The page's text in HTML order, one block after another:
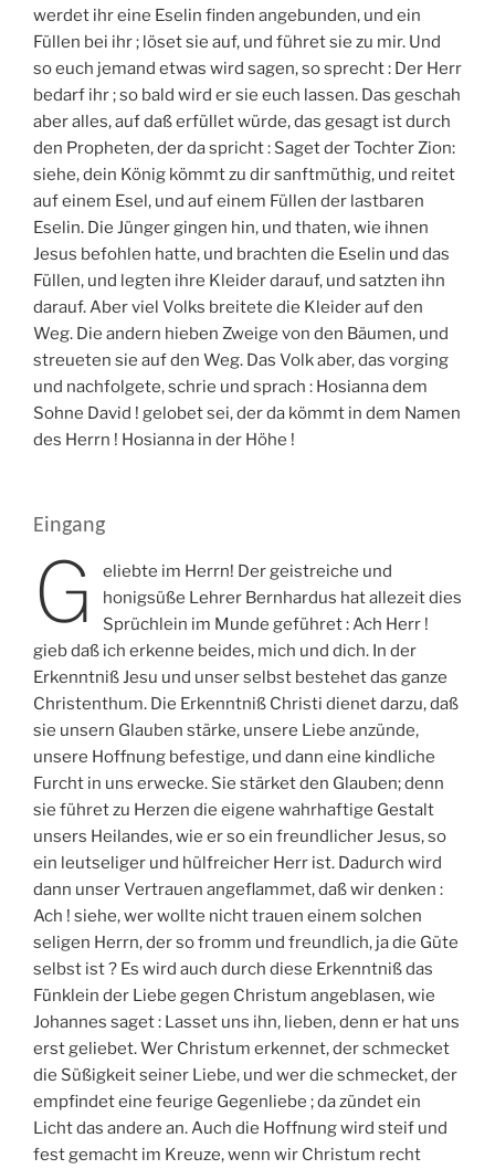
werdet ihr eine Eselin finden angebunden, und ein
Füllen bei ihr ; löset sie auf, und führet sie zu mir. Und
so euch jemand etwas wird sagen, so sprecht : Der Herr
bedarf ihr ; so bald wird er sie euch lassen. Das geschah
aber alles, auf daß erfüllet würde, das gesagt ist durch
den Propheten, der da spricht : Saget der Tochter Zion:
siehe, dein König kömmt zu dir sanftmüthig, und reitet
auf einem Esel, und auf einem Füllen der lastbaren
Eselin. Die Jünger gingen hin, und thaten, wie ihnen
Jesus befohlen hatte, und brachten die Eselin und das
Füllen, und legten ihre Kleider darauf, und satzten ihn
darauf. Aber viel Volks breitete die Kleider auf den
Weg. Die andern hieben Zweige von den Bäumen, und
streueten sie auf den Weg. Das Volk aber, das vorging
und nachfolgete, schrie und sprach : Hosianna dem
Sohne David ! gelobet sei, der da kömmt in dem Namen
des Herrn ! Hosianna in der Höhe !
Eingang
G
eliebte im Herrn! Der geistreiche und
honigsüße Lehrer Bernhardus hat allezeit dies
Sprüchlein im Munde geführet : Ach Herr !
gieb daß ich erkenne beides, mich und dich. In der
Erkenntniß Jesu und unser selbst bestehet das ganze
Christenthum. Die Erkenntniß Christi dienet darzu, daß
sie unsern Glauben stärke, unsere Liebe anzünde,
unsere Hoffnung befestige, und dann eine kindliche
Furcht in uns erwecke. Sie stärket den Glauben; denn
sie führet zu Herzen die eigene wahrhaftige Gestalt
unsers Heilandes, wie er so ein freundlicher Jesus, so
ein leutseliger und hülfreicher Herr ist. Dadurch wird
dann unser Vertrauen angeflammet, daß wir denken :
Ach ! siehe, wer wollte nicht trauen einem solchen
seligen Herrn, der so fromm und freundlich, ja die Güte
selbst ist ? Es wird auch durch diese Erkenntniß das
Fünklein der Liebe gegen Christum angeblasen, wie
Johannes saget : Lasset uns ihn, lieben, denn er hat uns
erst geliebet. Wer Christum erkennet, der schmecket
die Süßigkeit seiner Liebe, und wer die schmecket, der
empfindet eine feurige Gegenliebe ; da zündet ein
Licht das andere an. Auch die Hoffnung wird steif und
fest gemacht im Kreuze, wenn wir Christum recht